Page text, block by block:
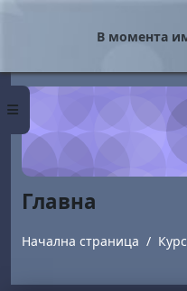
Страничен панел
В момента
Главна
Начална страница